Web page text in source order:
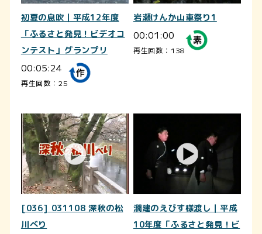
初夏の息吹｜平成12年度
「ふるさと発見！ビデオコ
ンテスト」グランプリ
00:05:24
再生回数：25
岩瀬けんか山車祭り1
00:01:00
再生回数：138
[036] 031108 深秋の松
川べり
澗建のえびす様渡し｜平成
10年度「ふるさと発見！ビ